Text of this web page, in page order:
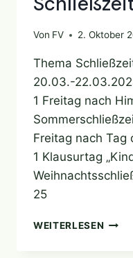
Von FV 2. Oktober
Thema
20.03.-
1 Freitag nach
Freitag nach Tag
1 Klausurtag
25
WEITERLESEN